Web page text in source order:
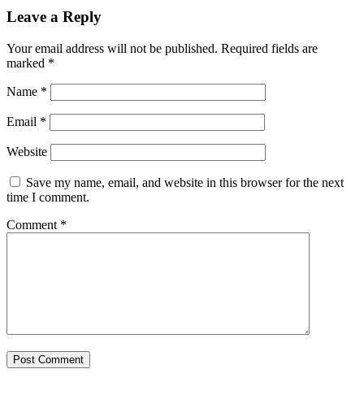
Leave a Reply
Your email address will not be published. Required fields are
marked *
Name *
Email *
Website
Save my name, email, and website in this browser for the next
time I comment.
Comment *